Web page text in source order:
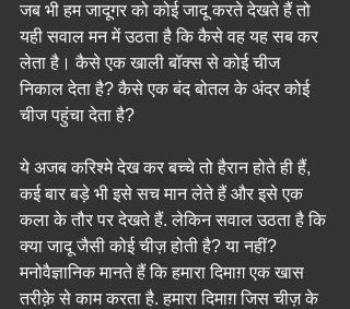
जब भी हम जादूगर को कोई जादू करते देखते हैं तो
यही सवाल मन में उठता है कि कैसे वह यह सब कर
लेता है। कैसे एक खाली बॉक्स से कोई चीज
निकाल देता है? कैसे एक बंद बोतल के अंदर कोई
चीज पहुंचा देता है?
ये अजब करिश्मे देख कर बच्चे तो हैरान होते ही हैं,
कई बार बड़े भी इसे सच मान लेते हैं और इसे एक
कला के तौर पर देखते हैं. लेकिन सवाल उठता है कि
क्या जादू जैसी कोई चीज़ होती है? या नहीं?
मनोवैज्ञानिक मानते हैं कि हमारा दिमाग़ एक खास
तरीक़े से काम करता है. हमारा दिमाग़ जिस चीज़ के